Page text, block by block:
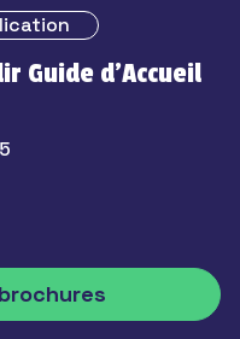
Guide d’Accueil